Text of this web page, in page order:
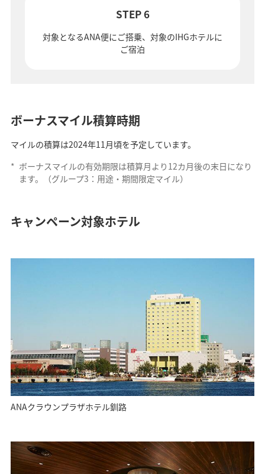
STEP 6
対象となるANA便にご搭乗、対象のIHGホテルに
ご宿泊
ボーナスマイル積算時期
マイルの積算は2024年11月頃を予定しています。
* ボーナスマイルの有効期限は積算月より12カ月後の末日になり
ます。（グループ3：用途・期間限定マイル）
キャンペーン対象ホテル
ANAクラウンプラザホテル釧路